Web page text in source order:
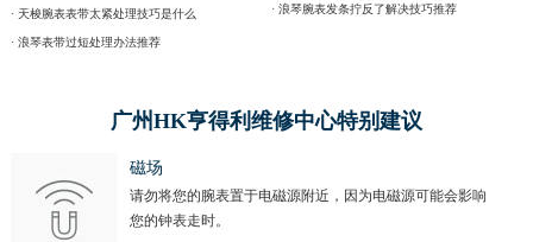
· 天梭腕表表带太紧处理技巧是什么
· 浪琴表带过短处理办法推荐
· 浪琴腕表发条拧反了解决技巧推荐
广州HK亨得利维修中心特别建议
磁场
请勿将您的腕表置于电磁源附近，因为电磁源可能会影响
您的钟表走时。